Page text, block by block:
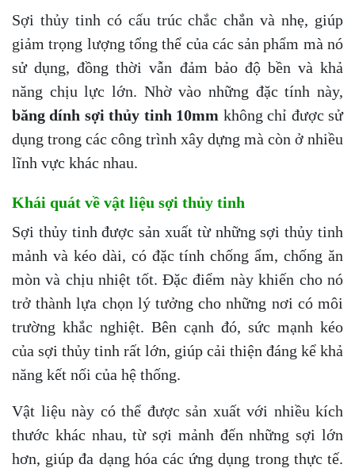
Sợi thủy tinh có cấu trúc chắc chắn và nhẹ, giúp
giảm trọng lượng tổng thể của các sản phẩm mà nó
sử dụng, đồng thời vẫn đảm bảo độ bền và khả
năng chịu lực lớn. Nhờ vào những đặc tính này,
băng dính sợi thủy tinh 10mm không chỉ được sử
dụng trong các công trình xây dựng mà còn ở nhiều
lĩnh vực khác nhau.
Khái quát về vật liệu sợi thủy tinh
Sợi thủy tinh được sản xuất từ những sợi thủy tinh
mảnh và kéo dài, có đặc tính chống ẩm, chống ăn
mòn và chịu nhiệt tốt. Đặc điểm này khiến cho nó
trở thành lựa chọn lý tưởng cho những nơi có môi
trường khắc nghiệt. Bên cạnh đó, sức mạnh kéo
của sợi thủy tinh rất lớn, giúp cải thiện đáng kể khả
năng kết nối của hệ thống.
Vật liệu này có thể được sản xuất với nhiều kích
thước khác nhau, từ sợi mảnh đến những sợi lớn
hơn, giúp đa dạng hóa các ứng dụng trong thực tế.